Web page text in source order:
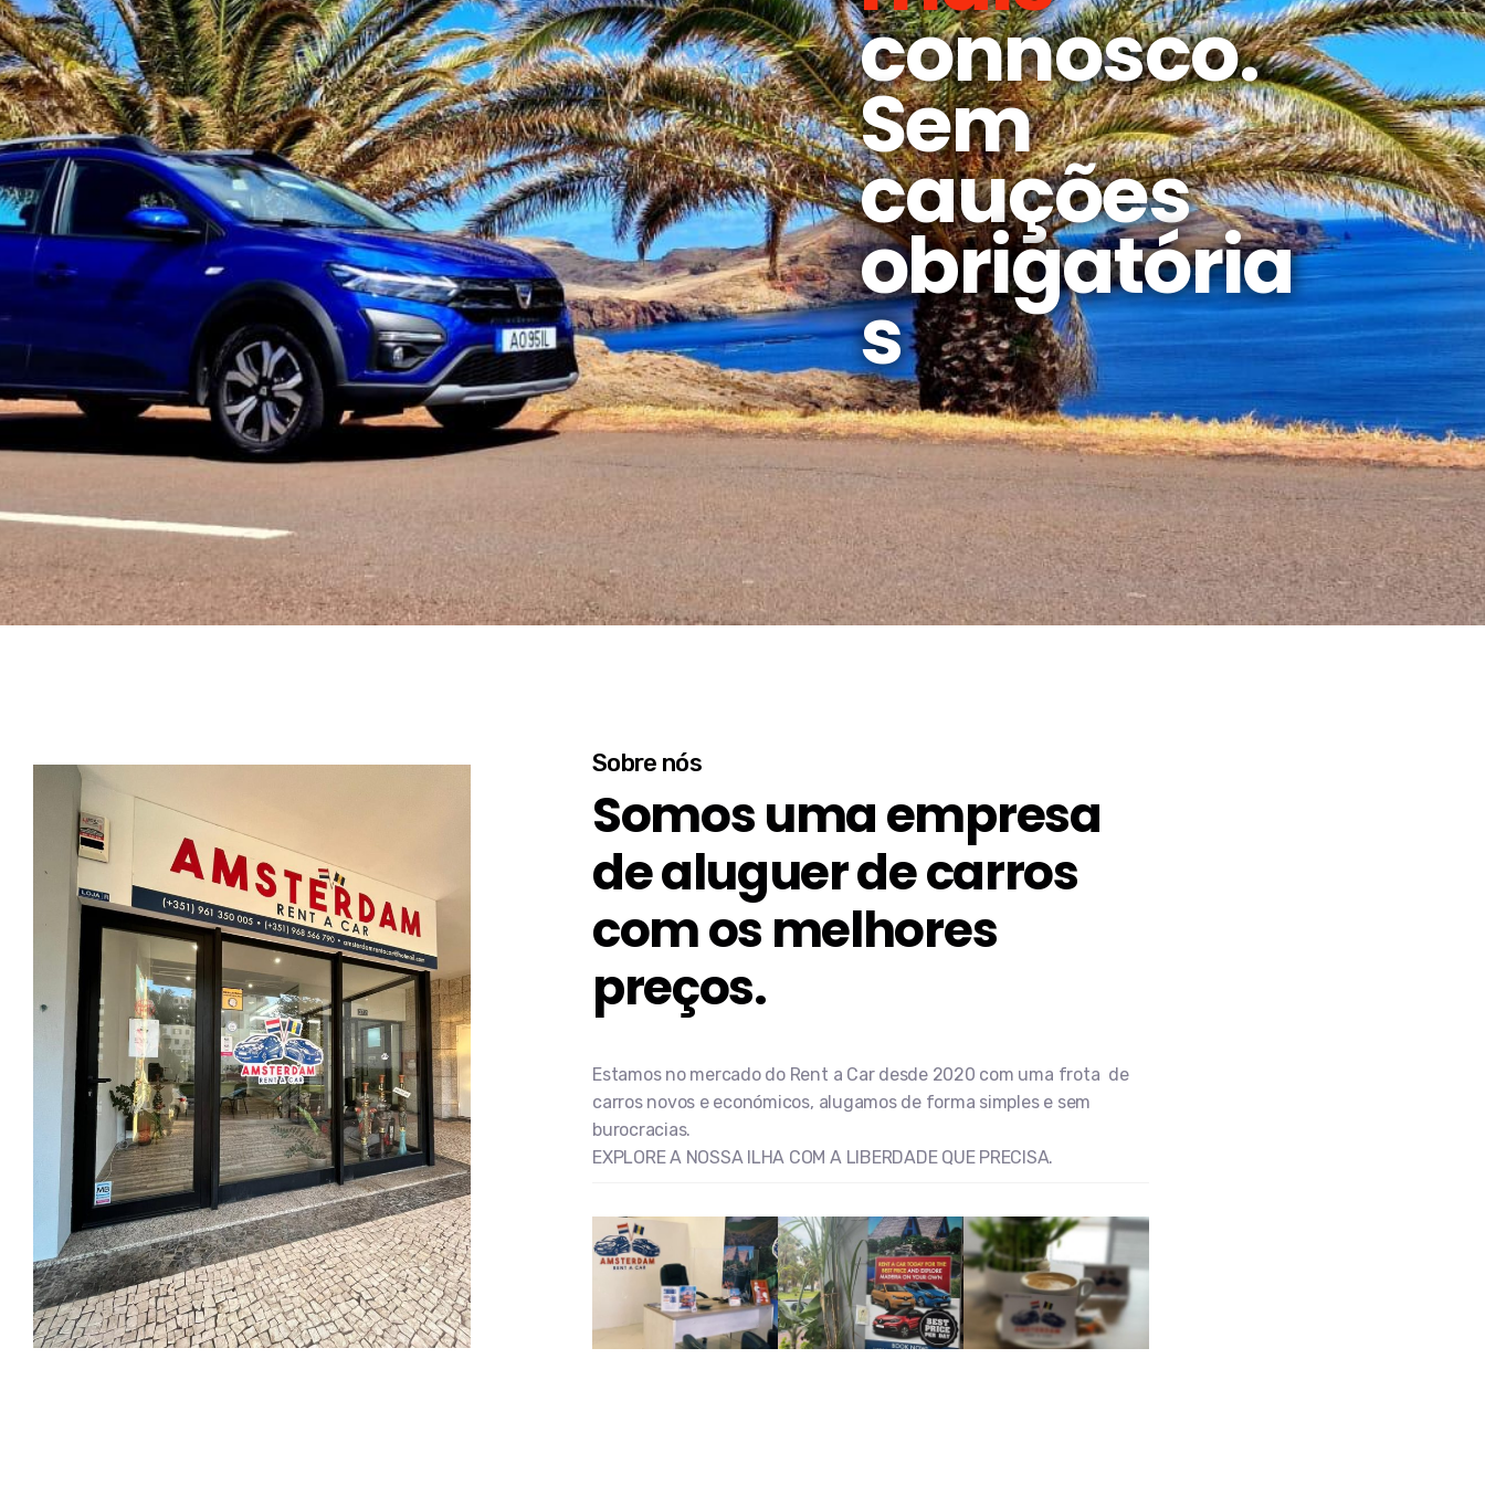
connosco.
Sem
cauções
obrigatória
s
Sobre nós
Somos uma empresa
de aluguer de carros
com os melhores
preços.
Estamos no mercado do Rent a Car desde 2020 com uma frota de
carros novos e económicos, alugamos de forma simples e sem
burocracias.
EXPLORE A NOSSA ILHA COM A LIBERDADE QUE PRECISA.